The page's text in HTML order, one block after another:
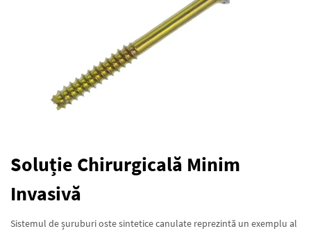
Soluție Chirurgicală Minim
Invasivă
Sistemul de șuruburi oste sintetice canulate reprezintă un exemplu al